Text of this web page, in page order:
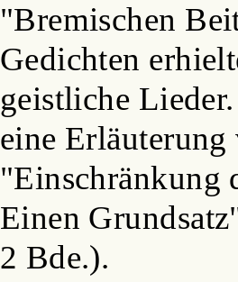
"Bremischen
Gedichten
geistliche
eine
"Einschränkung
Einen
2 Bde.).